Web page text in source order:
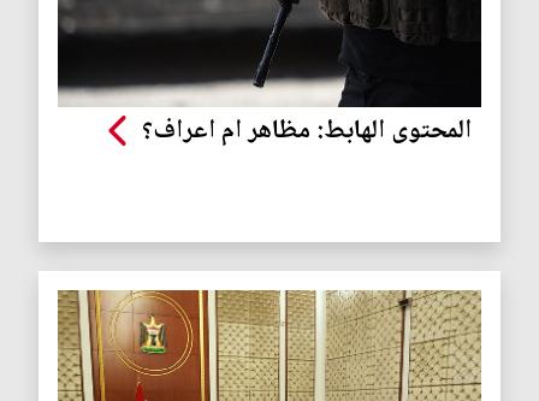
المحتوى الهابط: مظاهر ام اعراف؟